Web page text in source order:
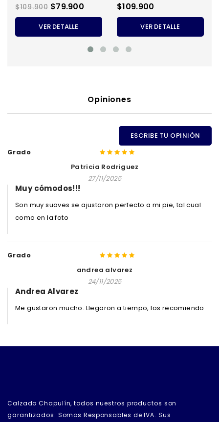
Precio
regular
$109.900 Precio
$79.900
VER DETALLE
Precio
$109.900
VER DETALLE
Opiniones
ESCRIBE TU OPINIÓN
Grado
Patricia Rodriguez
27/11/2025
Muy cómodos!!!
Son muy suaves se ajustaron perfecto a mi pie, tal cual
como en la foto
Grado
andrea alvarez
24/11/2025
Andrea Alvarez
Me gustaron mucho. Llegaron a tiempo, los recomiendo
Calzado Chapulín, todos nuestros productos son
garantizados. Somos Responsables de IVA. Sus